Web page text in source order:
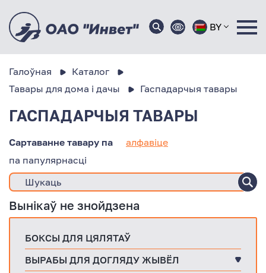
BY
Галоўная
Каталог
Тавары для дома і дачы
Гаспадарчыя тавары
ГАСПАДАРЧЫЯ ТАВАРЫ
Сартаванне тавару па
алфавіце
па папулярнасці
Вынікаў не знойдзена
БОКСЫ ДЛЯ ЦЯЛЯТАЎ
ВЫРАБЫ ДЛЯ ДОГЛЯДУ ЖЫВЁЛ